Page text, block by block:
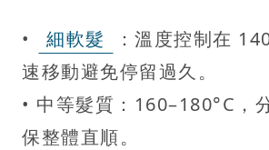
• 細軟髮
：溫度控制在
速移動避免停留過久。
• 中等髮質：160–180°C，
保整體直順。